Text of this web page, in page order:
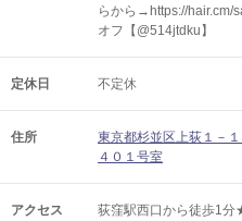
らから→https://hair.cm/
オフ【@514jtdku】
定休日 不定休
住所
東京都杉並区上荻１－
４０１号室
アクセス
荻窪駅西口から徒歩1